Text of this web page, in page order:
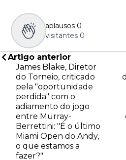
aplausos 0
visitantes 0
Artigo anterior
James Blake, Diretor
do Torneio, criticado
pela "oportunidade
perdida" com o
adiamento do jogo
entre Murray-
Berrettini: "É o último
Miami Open do Andy,
o que estamos a
fazer?"